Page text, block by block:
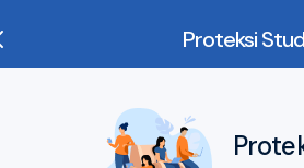
Proteksi